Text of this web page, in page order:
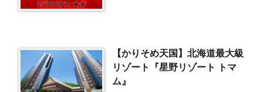
【かりそめ天国】北海道最大級
リゾート『星野リゾート トマ
ム』